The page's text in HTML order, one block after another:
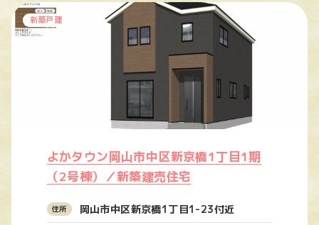
新築戸建
よかタウン岡山市中区新京橋1丁目1期
（2号棟）／新築建売住宅
岡山市中区新京橋1丁目1-23付近